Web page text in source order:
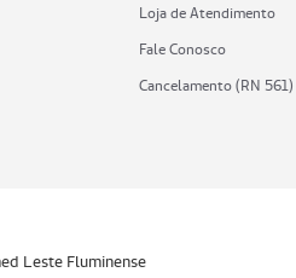
Loja de Atendimento
Fale Conosco
Cancelamento (RN 561)
Leste Fluminense